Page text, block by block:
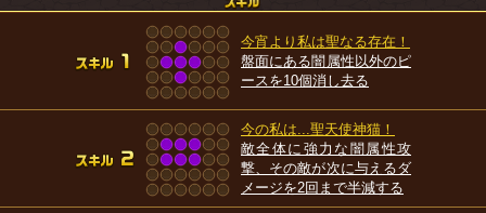
今宵より私は聖なる存在！
盤面にある闇属性以外のピ
ースを10個消し去る
今の私は...聖天使神猫！
敵全体に強力な闇属性攻
撃、その敵が次に与えるダ
メージを2回まで半減する